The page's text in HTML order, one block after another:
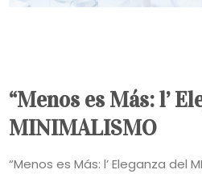
“Menos es Más: l’
MINIMALISMO
“Menos es Más: l’ Eleganza del